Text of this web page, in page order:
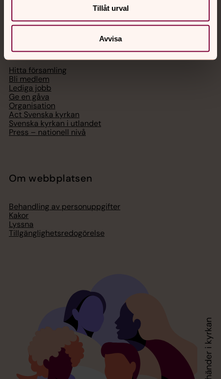
Tillåt urval
Avvisa
Hitta församling
Bli medlem
Lediga jobb
Ge en gåva
Organisation
Act Svenska kyrkan
Svenska kyrkan i utlandet
Press – nationell nivå
Om webbplatsen
Behandling av personuppgifter
Kakor
Lyssna
Tillgänglighetsredogörelse